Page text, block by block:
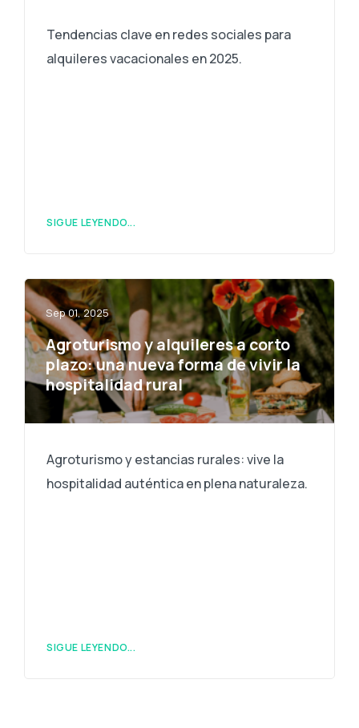
Tendencias clave en redes sociales para
alquileres vacacionales en 2025.
SIGUE LEYENDO...
Sep 01, 2025
Agroturismo y alquileres a corto
plazo: una nueva forma de vivir la
hospitalidad rural
Agroturismo y estancias rurales: vive la
hospitalidad auténtica en plena naturaleza.
SIGUE LEYENDO...